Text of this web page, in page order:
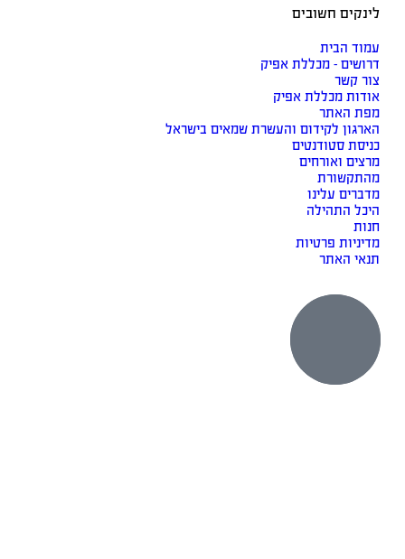
לינקים חשובים
עמוד הבית
דרושים - מכללת אפיק
צור קשר
אודות מכללת אפיק
מפת האתר
הארגון לקידום והעשרת שמאים בישראל
כניסת סטודנטים
מרצים ואורחים
מהתקשורת
מדברים עלינו
היכל התהילה
חנות
מדיניות פרטיות
תנאי האתר